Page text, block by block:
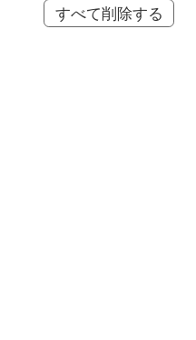
すべて削除する